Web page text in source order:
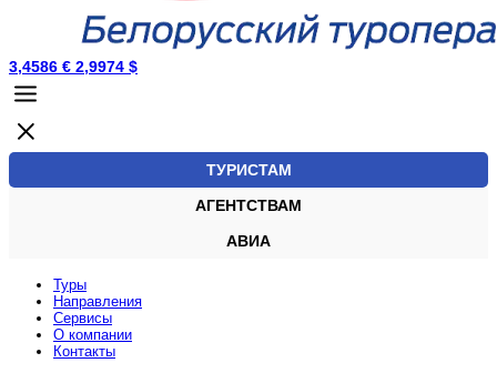
3,4586 € 2,9974 $
ТУРИСТАМ
АГЕНТСТВАМ
АВИА
Туры
Направления
Сервисы
O компании
Контакты